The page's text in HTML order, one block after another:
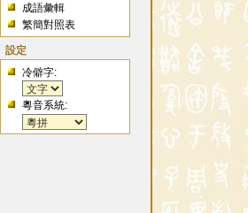
成語彙輯
繁簡對照表
設定
冷僻字:
粵音系統: